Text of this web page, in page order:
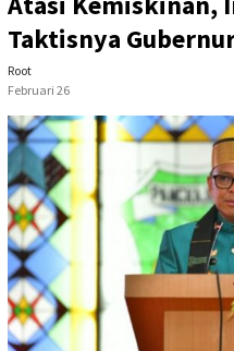
Taktisnya
Root
Februari 26